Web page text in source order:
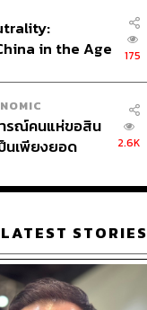
in the Age
175
ารณ์คนแห่ขอสิน
นเพียงยอด
2.6K
LATEST STORIES